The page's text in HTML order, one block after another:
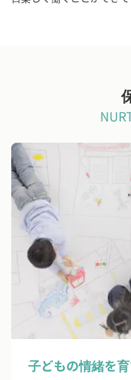
子どもの情緒を